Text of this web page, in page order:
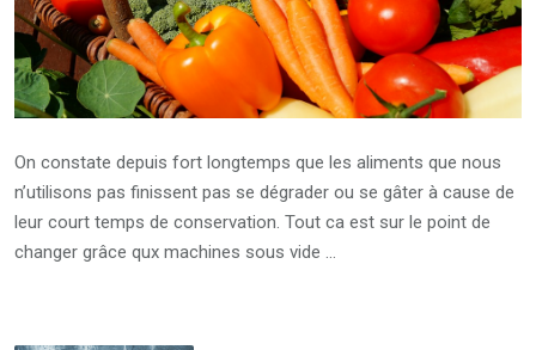
On constate depuis fort longtemps que les aliments que nous
n’utilisons pas finissent pas se dégrader ou se gâter à cause de
leur court temps de conservation. Tout ca est sur le point de
changer grâce qux machines sous vide …